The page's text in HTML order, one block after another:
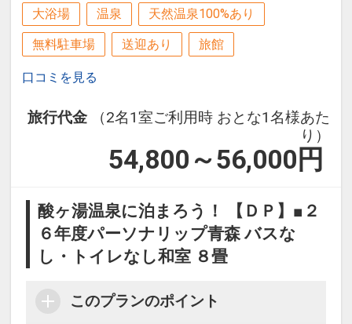
大浴場 温泉 天然温泉100%あり
無料駐車場 送迎あり 旅館
口コミを見る
旅行代金
（2名1室ご利用時 おとな1名様あた
り）
54,800～56,000 円
酸ヶ湯温泉に泊まろう！ 【ＤＰ】■２
６年度パーソナリップ青森 バスな
し・トイレなし和室 ８畳
このプランのポイント